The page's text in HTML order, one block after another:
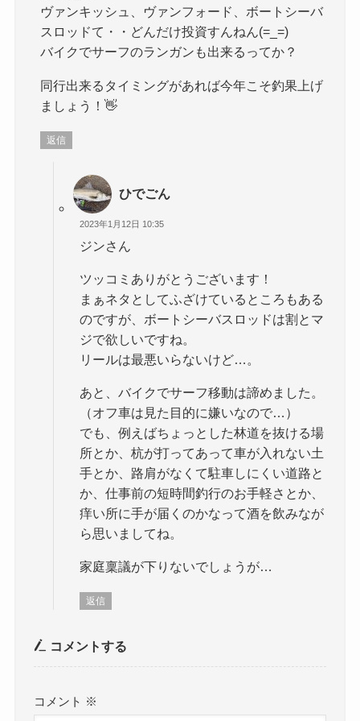
ヴァンキッシュ、ヴァンフォード、ボートシーバ
スロッドて・・どんだけ投資すんねん(=_=)
バイクでサーフのランガンも出来るってか？
同行出来るタイミングがあれば今年こそ釣果上げ
ましょう！👋
返信
ひでごん
2023年1月12日 10:35
ジンさん
ツッコミありがとうございます！
まぁネタとしてふざけているところもある
のですが、ボートシーバスロッドは割とマ
ジで欲しいですね。
リールは最悪いらないけど…。
あと、バイクでサーフ移動は諦めました。
（オフ車は見た目的に嫌いなので…）
でも、例えばちょっとした林道を抜ける場
所とか、杭が打ってあって車が入れない土
手とか、路肩がなくて駐車しにくい道路と
か、仕事前の短時間釣行のお手軽さとか、
痒い所に手が届くのかなって酒を飲みなが
ら思いましてね。
家庭稟議が下りないでしょうが…
返信
コメントする
コメント ※